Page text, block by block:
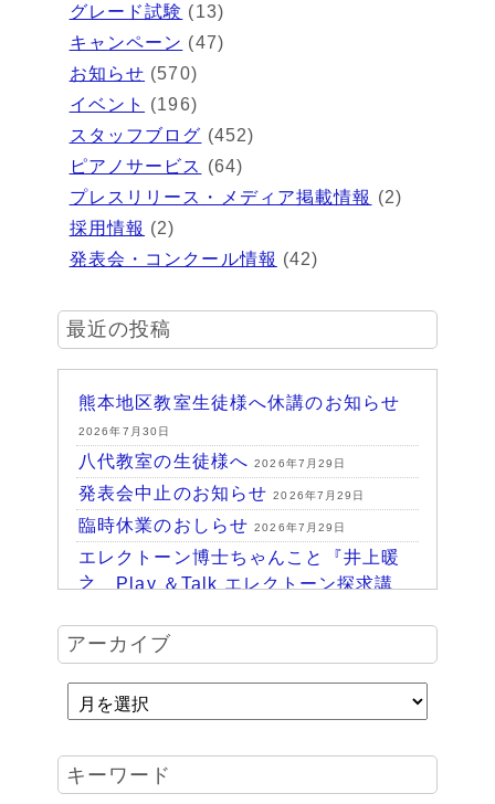
グレード試験 (13)
キャンペーン (47)
お知らせ (570)
イベント
(196)
スタッフブログ (452)
ピアノサービス (64)
プレスリリース・メディア掲載情報 (2)
採用情報 (2)
発表会・コンクール情報 (42)
最近の投稿
熊本地区教室生徒様へ休講のお知らせ
2026年7月30日
八代教室の生徒様へ 2026年7月29日
発表会中止のお知らせ 2026年7月29日
臨時休業のおしらせ 2026年7月29日
エレクトーン博士ちゃんこと『井上暖
之 Play ＆Talk エレクトーン探求講
ハッピーパーク終了♪
よう！未来につながるワクワク体験
受賞結果 ヤマハエレクトーンフェス
ティバル ソロ
アーカイブ
キーワード